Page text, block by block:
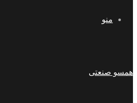
منو
همسو صنعتی